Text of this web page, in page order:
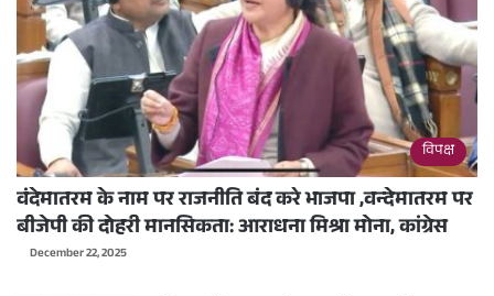
विपक्ष
वंदेमातरम के नाम पर राजनीति बंद करे भाजपा ,वन्देमातरम पर
बीजेपी की दोहरी मानसिकता: आराधना मिश्रा मोना, कांग्रेस
December 22, 2025